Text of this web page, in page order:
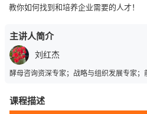
教你如何找到和培养企业需要的人才！
主讲人简介
刘红杰
酵母咨询资深专家；战略与组织发展专家
课程描述